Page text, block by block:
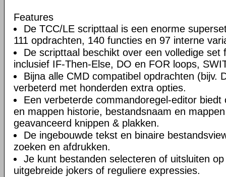
Features
De TCC/LE scripttaal is een enorme
111 opdrachten, 140 functies en 97 interne
De scripttaal beschikt over een volledige set
inclusief IF-Then-Else, DO en FOR loops,
Bijna alle CMD compatibel opdrachten (bijv.
verbeterd met honderden extra opties.
Een verbeterde commandoregel-editor
en mappen historie, bestandsnaam en
geavanceerd knippen & plakken.
De ingebouwde tekst en binaire
zoeken en afdrukken.
Je kunt bestanden selecteren of uitsluiten
uitgebreide jokers of reguliere expressies.